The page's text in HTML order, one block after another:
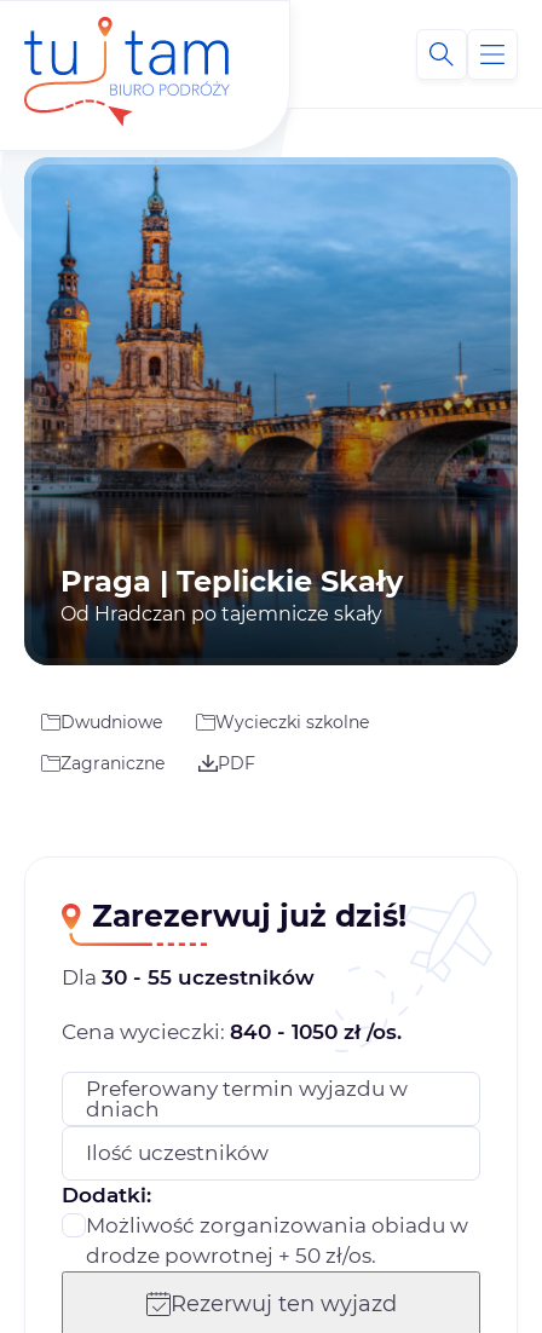
Praga | Teplickie Skały
Od Hradczan po tajemnicze skały
Dwudniowe
Wycieczki szkolne
Zagraniczne
PDF
Zarezerwuj już dziś!
Dla 30 - 55 uczestników
Cena wycieczki: 840 - 1050 zł /os.
Preferowany termin wyjazdu w
dniach
Ilość uczestników
Dodatki:
Możliwość zorganizowania obiadu w
drodze powrotnej + 50 zł/os.
Rezerwuj ten wyjazd